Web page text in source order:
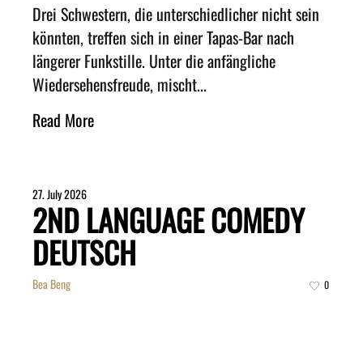
Drei Schwestern, die unterschiedlicher nicht sein
könnten, treffen sich in einer Tapas-Bar nach
längerer Funkstille. Unter die anfängliche
Wiedersehensfreude, mischt...
Read More
27. July 2026
2ND LANGUAGE COMEDY
DEUTSCH
Bea Beng 0